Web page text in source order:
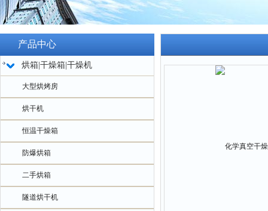
产品中心
烘箱|干燥箱|干燥机
大型烘烤房
烘干机
恒温干燥箱
防爆烘箱
二手烘箱
隧道烘干机